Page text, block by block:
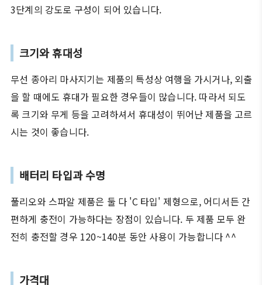
3단계의 강도로 구성이 되어 있습니다.
크기와 휴대성
무선 종아리 마사지기는 제품의 특성상 여행을 가시거나, 외출
을 할 때에도 휴대가 필요한 경우들이 많습니다. 따라서 되도
록 크기와 무게 등을 고려하셔서 휴대성이 뛰어난 제품을 고르
시는 것이 좋습니다.
배터리 타입과 수명
풀리오와 스파알 제품은 둘 다 'C 타입' 제형으로, 어디서든 간
편하게 충전이 가능하다는 장점이 있습니다. 두 제품 모두 완
전히 충전할 경우 120~140분 동안 사용이 가능합니다 ^^
가격대